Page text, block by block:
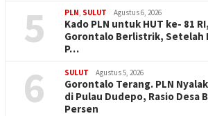
5 PLN, SULUT Agustus 6, 2026
Kado PLN untuk HUT ke- 81
Gorontalo Berlistrik, Setelah
P…
6 SULUT Agustus 5, 2026
Gorontalo Terang. PLN
di Pulau Dudepo, Rasio Desa
Persen